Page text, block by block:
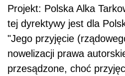
Projekt: Polska Alka
tej dyrektywy jest dla
"Jego przyjęcie
nowelizacji prawa
przesądzone, choć